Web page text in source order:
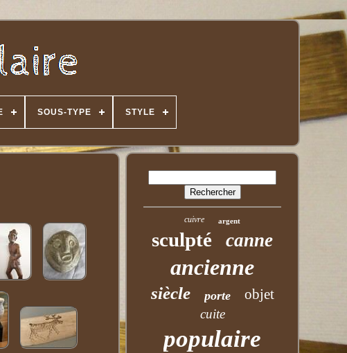
SOUS-TYPE STYLE
cuivre argent
sculpté canne
ancienne
siècle porte objet
cuite
populaire